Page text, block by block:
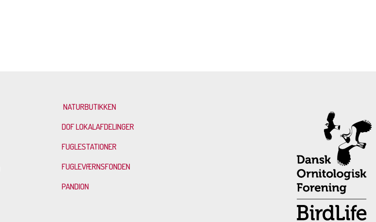
NATURBUTIKKEN
DOF LOKALAFDELINGER
FUGLESTATIONER
FUGLEVÆRNSFONDEN
PANDION